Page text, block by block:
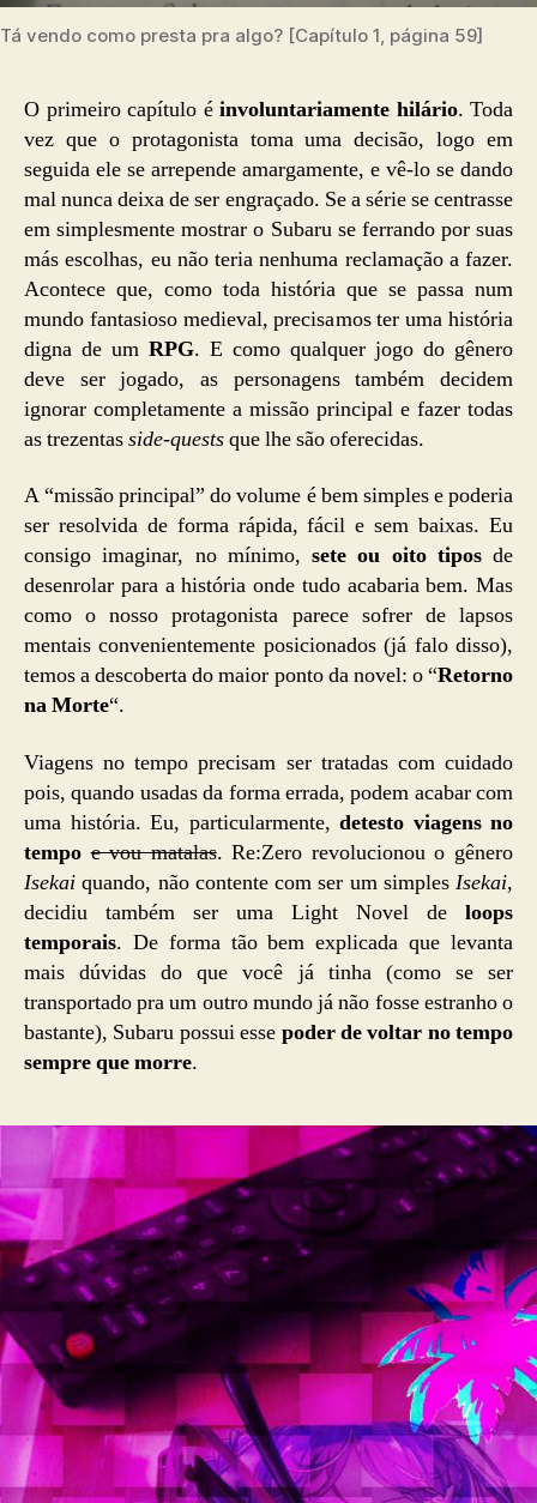
Tá vendo como presta pra algo? [Capítulo 1, página 59]
O primeiro capítulo é involuntariamente hilário. Toda
vez que o protagonista toma uma decisão, logo em
seguida ele se arrepende amargamente, e vê-lo se dando
mal nunca deixa de ser engraçado. Se a série se centrasse
em simplesmente mostrar o Subaru se ferrando por suas
más escolhas, eu não teria nenhuma reclamação a fazer.
Acontece que, como toda história que se passa num
mundo fantasioso medieval, precisamos ter uma história
digna de um RPG. E como qualquer jogo do gênero
deve ser jogado, as personagens também decidem
ignorar completamente a missão principal e fazer todas
as trezentasside-questsque lhe são oferecidas.
A “missão principal” do volume é bem simples e poderia
ser resolvida de forma rápida, fácil e sem baixas. Eu
consigo imaginar, no mínimo, sete ou oito tiposde
desenrolar para a história onde tudo acabaria bem. Mas
como o nosso protagonista parece sofrer de lapsos
mentais convenientemente posicionados (já falo disso),
temos a descoberta do maior ponto da novel: o “Retorno
na Morte“.
Viagens no tempo precisam ser tratadas com cuidado
pois, quando usadas da forma errada, podem acabar com
uma história. Eu, particularmente, detesto viagens no
tempo e vou matalas. Re:Zero revolucionou o gênero
Isekai quando, não contente com ser um simples Isekai,
decidiu também ser uma Light Novel de loops
temporais. De forma tão bem explicada que levanta
mais dúvidas do que você já tinha (como se ser
transportado pra um outro mundo já não fosse estranho o
bastante), Subaru possui esse poder de voltar no tempo
sempre que morre.